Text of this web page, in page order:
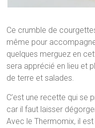
Ce crumble de
même pour
quelques merguez en
sera apprécié en lieu et
de terre et salades.
C’est une recette qui se
car il faut laisser
Avec le Thermomix, il